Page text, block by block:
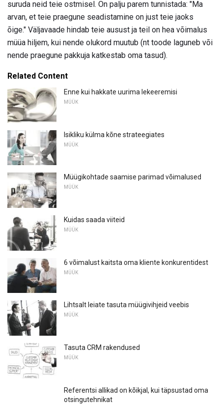
suruda neid teie ostmisel. On palju parem tunnistada: "Ma
arvan, et teie praegune seadistamine on just teie jaoks
õige." Väljavaade hindab teie ausust ja teil on hea võimalus
müüa hiljem, kui nende olukord muutub (nt toode laguneb või
nende praegune pakkuja katkestab oma tasud).
Related Content
Enne kui hakkate uurima lekeeremisi
MÜÜK
Isikliku külma kõne strateegiates
MÜÜK
Müügikohtade saamise parimad võimalused
MÜÜK
Kuidas saada viiteid
MÜÜK
6 võimalust kaitsta oma kliente konkurentidest
MÜÜK
Lihtsalt leiate tasuta müügivihjeid veebis
MÜÜK
Tasuta CRM rakendused
MÜÜK
Referentsi allikad on kõikjal, kui täpsustad oma
otsingutehnikat